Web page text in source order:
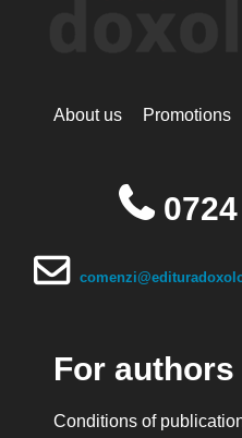
About us Promotions
For authors
Conditions of